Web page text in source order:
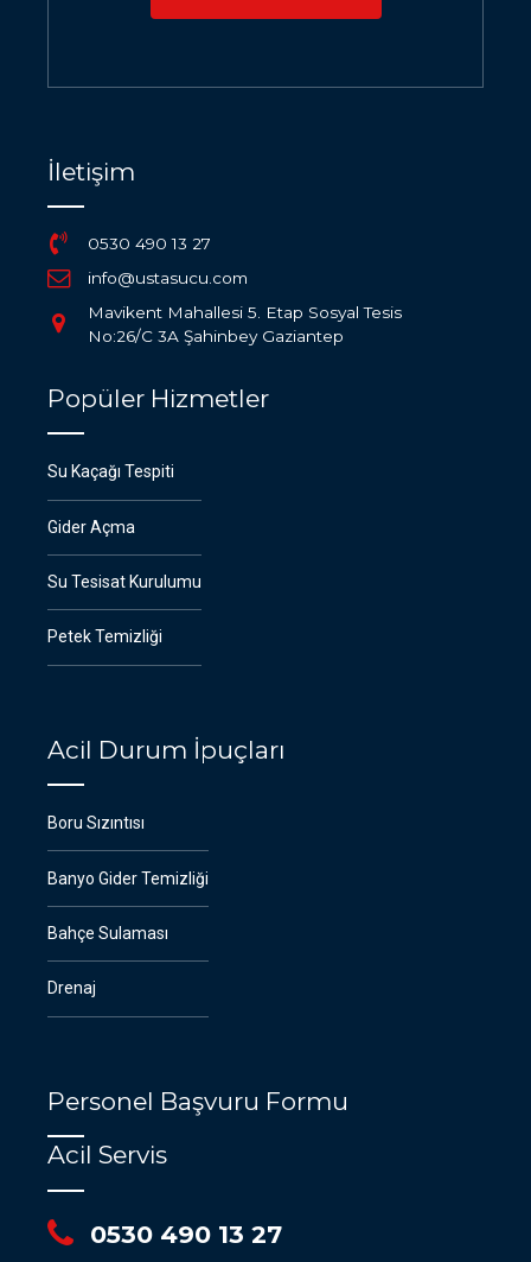
İletişim
0530 490 13 27
info@ustasucu.com
Mavikent Mahallesi 5. Etap Sosyal Tesis
No:26/C 3A Şahinbey Gaziantep
Popüler Hizmetler
Su Kaçağı Tespiti
Gider Açma
Su Tesisat Kurulumu
Petek Temizliği
Acil Durum İpuçları
Boru Sızıntısı
Banyo Gider Temizliği
Bahçe Sulaması
Drenaj
Personel Başvuru Formu
Acil Servis
0530 490 13 27